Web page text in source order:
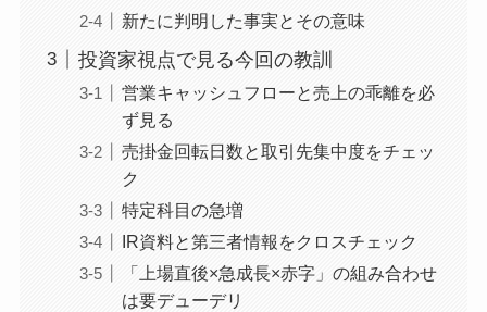
新たに判明した事実とその意味
投資家視点で見る今回の教訓
営業キャッシュフローと売上の乖離を必
ず見る
売掛金回転日数と取引先集中度をチェッ
ク
特定科目の急増
IR資料と第三者情報をクロスチェック
「上場直後×急成長×赤字」の組み合わせ
は要デューデリ